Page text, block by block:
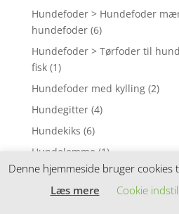
Hundefoder > Hundefoder
hundefoder (6)
Hundefoder > Tørfoder til
fisk (1)
Hundefoder med kylling (2)
Hundegitter (4)
Hundekiks (6)
Hundelemme (1)
Hundesenge, puder og tæpper
Hundeskåle i plast (3)
Denne hjemmeside bruger cookies
Læs mere
Cookie